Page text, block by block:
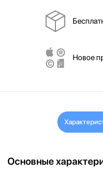
Новое
Основные